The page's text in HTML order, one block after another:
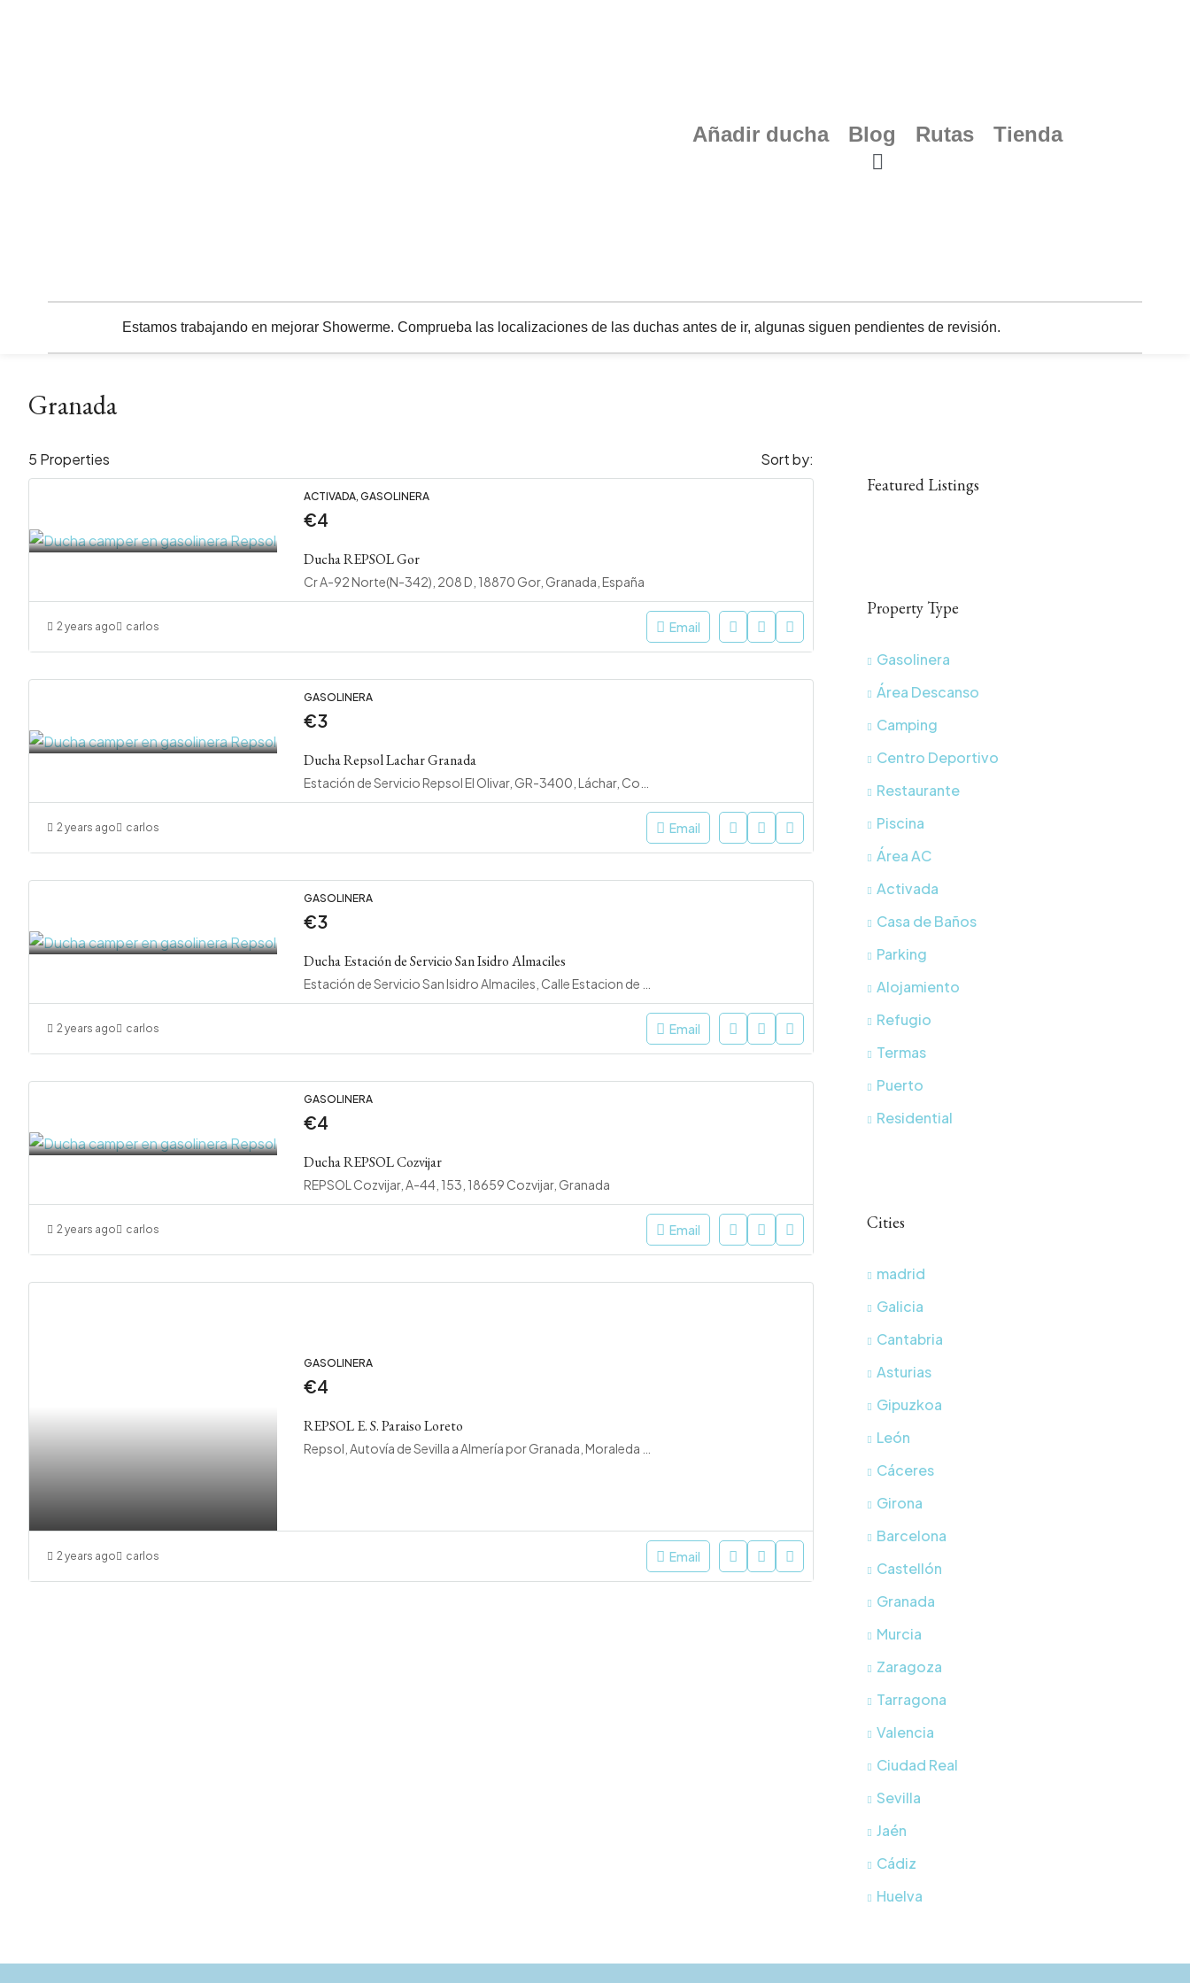
Añadir ducha Blog Rutas Tienda
Estamos trabajando en mejorar Showerme. Comprueba las localizaciones de las duchas antes de ir, algunas siguen pendientes de revisión.
Granada
5 Properties Sort by:
ACTIVADA, GASOLINERA
€4
Ducha REPSOL Gor
Cr A-92 Norte(N-342), 208 D, 18870 Gor, Granada, España
2 years ago carlos Email
GASOLINERA
€3
Ducha Repsol Lachar Granada
2 years ago carlos Email
GASOLINERA
€3
Ducha Estación de Servicio San Isidro Almaciles
2 years ago carlos Email
GASOLINERA
€4
Ducha REPSOL Cozvijar
REPSOL Cozvijar, A-44, 153, 18659 Cozvijar, Granada
2 years ago carlos Email
GASOLINERA
€4
REPSOL E. S. Paraiso Loreto
2 years ago carlos Email
Featured Listings
Property Type
Gasolinera
Área Descanso
Camping
Centro Deportivo
Restaurante
Piscina
Área AC
Activada
Casa de Baños
Parking
Alojamiento
Refugio
Termas
Puerto
Residential
Cities
madrid
Galicia
Cantabria
Asturias
Gipuzkoa
León
Cáceres
Girona
Barcelona
Castellón
Granada
Murcia
Zaragoza
Tarragona
Valencia
Ciudad Real
Sevilla
Jaén
Cádiz
Huelva